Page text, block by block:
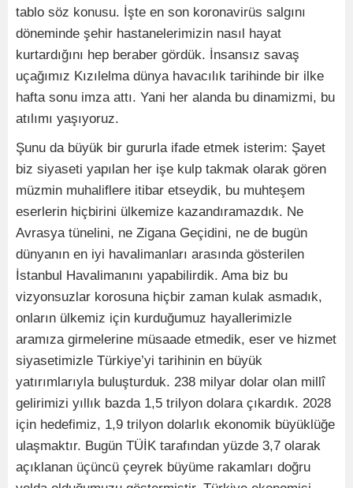
tablo söz konusu. İşte en son koronavirüs salgını
döneminde şehir hastanelerimizin nasıl hayat
kurtardığını hep beraber gördük. İnsansız savaş
uçağımız Kızılelma dünya havacılık tarihinde bir ilke
hafta sonu imza attı. Yani her alanda bu dinamizmi, bu
atılımı yaşıyoruz.
Şunu da büyük bir gururla ifade etmek isterim: Şayet
biz siyaseti yapılan her işe kulp takmak olarak gören
müzmin muhaliflere itibar etseydik, bu muhteşem
eserlerin hiçbirini ülkemize kazandıramazdık. Ne
Avrasya tünelini, ne Zigana Geçidini, ne de bugün
dünyanın en iyi havalimanları arasında gösterilen
İstanbul Havalimanını yapabilirdik. Ama biz bu
vizyonsuzlar korosuna hiçbir zaman kulak asmadık,
onların ülkemiz için kurduğumuz hayallerimizle
aramıza girmelerine müsaade etmedik, eser ve hizmet
siyasetimizle Türkiye’yi tarihinin en büyük
yatırımlarıyla buluşturduk. 238 milyar dolar olan millî
gelirimizi yıllık bazda 1,5 trilyon dolara çıkardık. 2028
için hedefimiz, 1,9 trilyon dolarlık ekonomik büyüklüğe
ulaşmaktır. Bugün TÜİK tarafından yüzde 3,7 olarak
açıklanan üçüncü çeyrek büyüme rakamları doğru